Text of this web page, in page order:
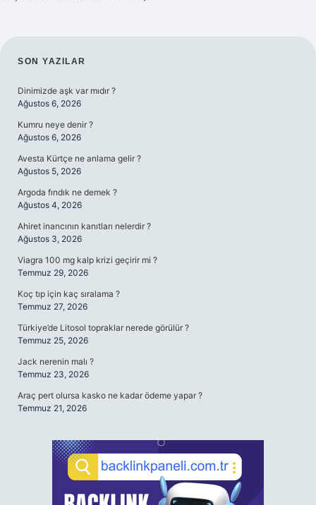
SIDEBAR
SON YAZILAR
Dinimizde aşk var mıdır ?
Ağustos 6, 2026
Kumru neye denir ?
Ağustos 6, 2026
Avesta Kürtçe ne anlama gelir ?
Ağustos 5, 2026
Argoda fındık ne demek ?
Ağustos 4, 2026
Ahiret inancının kanıtları nelerdir ?
Ağustos 3, 2026
Viagra 100 mg kalp krizi geçirir mi ?
Temmuz 29, 2026
Koç tıp için kaç sıralama ?
Temmuz 27, 2026
Türkiye’de Litosol topraklar nerede görülür ?
Temmuz 25, 2026
Jack nerenin malı ?
Temmuz 23, 2026
Araç pert olursa kasko ne kadar ödeme yapar ?
Temmuz 21, 2026